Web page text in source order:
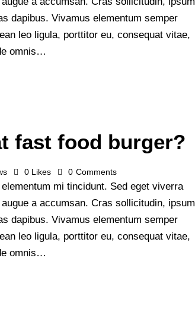
dapibus. Vivamus elementum semper
leo ligula, porttitor eu, consequat vitae,
omnis…
fast food burger?
0 Likes 0 Comments
mi tincidunt. Sed eget viverra
a accumsan. Cras sollicitudin, ipsum
dapibus. Vivamus elementum semper
leo ligula, porttitor eu, consequat vitae,
omnis…